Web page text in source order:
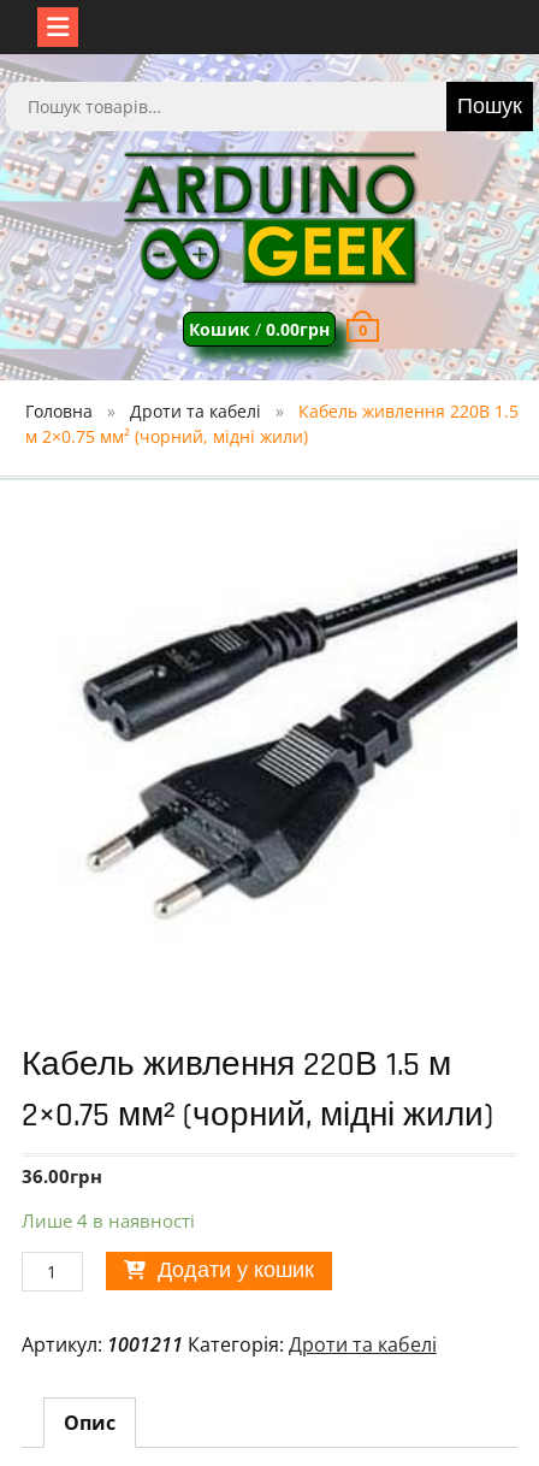
Перейти
до
вмісту
Шукати: Пошук
Кошик/ 0.00грн 0
Головна Дроти та кабелі
Кабель живлення 220В 1.5
м 2×0.75 мм² (чорний, мідні жили)
Кабель живлення 220В 1.5 м
2×0.75 мм² (чорний, мідні жили)
36.00грн
Лише 4 в наявності
Кабель
живлення
1.5
2×0.75
Додати у кошик
Артикул: 1001211 Категорія: Дроти та кабелі
Опис